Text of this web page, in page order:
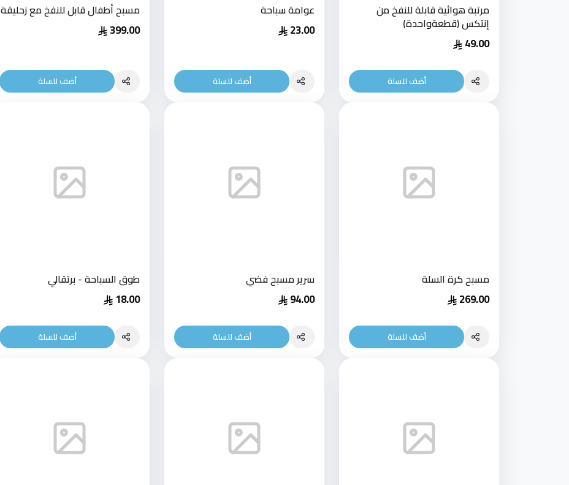
مرتبة هوائية قابلة للنفخ من
إنتكس (قطعةواحدة)
49.00
أضف للسلة
عوامة سباحة
23.00
أضف للسلة
مسبح أطفال قابل للنفخ مع زحليقة
399.00
أضف للسلة
مسبح كرة السلة
269.00
أضف للسلة
سرير مسبح فضي
94.00
أضف للسلة
طوق السباحة - برتقالي
18.00
أضف للسلة